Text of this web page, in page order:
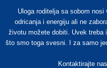
Uloga roditelja sa sobom
odricanja i energiju ali ne
životu možete dobiti. Uvek treba
što smo toga svesni. I za samo
Kontaktirajte